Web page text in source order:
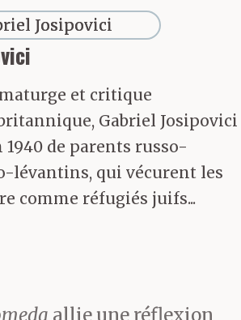
dit-elle.
qu’il sent au
l’estomac
de nouveau
et critique
Gabriel Josipovici
1940 de parents russo-
lévantins, qui vécurent les
comme réfugiés juifs...
allie une réflexion